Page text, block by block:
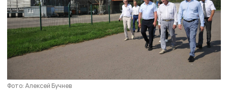
Фото: Алексей Бучнев